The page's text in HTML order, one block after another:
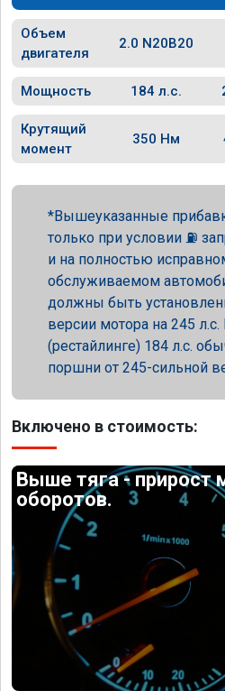
Объем
двигателя
2.0 N20B20
Мощность 184 л.с.
Крутящий
момент
350 Нм
Вышеуказанные
только при условии ⛽
и на полностью
обслуживаемом
должны быть
версии мотора на 245 л.с.
(рестайлинге) 184 л.с.
поршни от 245-сильной
Включено в стоимость:
Выше тяга - прирост
оборотов.